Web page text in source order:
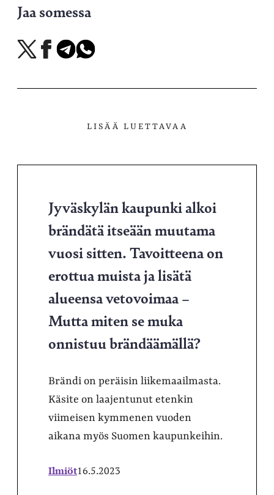
Jaa somessa
Jaa
X-
Jaa
Facebookissa
Jaa
Telegramissa
Jaa
WhatsAppissa
LISÄÄ LUETTAVAA
Jyväskylän kaupunki alkoi
brändätä itseään muutama
vuosi sitten. Tavoitteena on
erottua muista ja lisätä
alueensa vetovoimaa –
Mutta miten se muka
onnistuu brändäämällä?
Brändi on peräisin liikemaailmasta.
Käsite on laajentunut etenkin
viimeisen kymmenen vuoden
aikana myös Suomen kaupunkeihin.
Ilmiöt16.5.2023